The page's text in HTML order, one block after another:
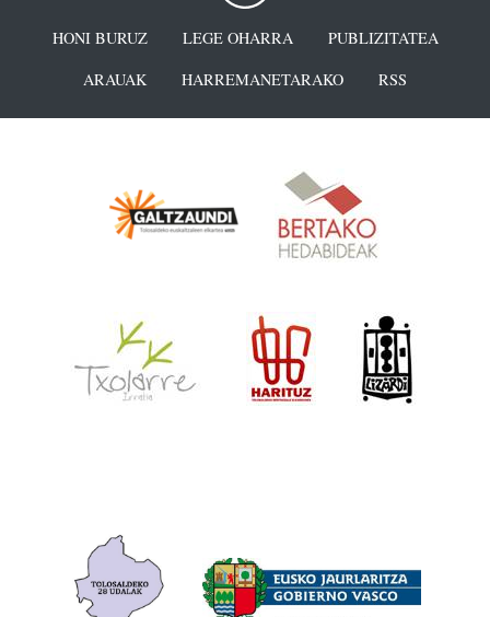
HONI BURUZ LEGE OHARRA
PUBLIZITATEA
ARAUAK
HARREMANETARAKO RSS